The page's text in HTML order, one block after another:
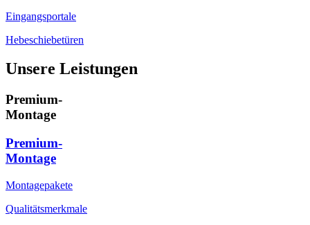
Eingangsportale
Hebeschiebetüren
Unsere Leistungen
Premium-
Montage
Premium-
Montage
Montagepakete
Qualitätsmerkmale